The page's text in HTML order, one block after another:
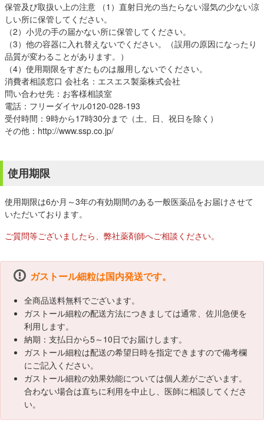
保管及び取扱い上の注意 （1）直射日光の当たらない湿気の少ない涼
しい所に保管してください。
（2）小児の手の届かない所に保管してください。
（3）他の容器に入れ替えないでください。（誤用の原因になったり
品質が変わることがあります。）
（4）使用期限をすぎたものは服用しないでください。
消費者相談窓口 会社名：エスエス製薬株式会社
問い合わせ先：お客様相談室
電話：フリーダイヤル0120-028-193
受付時間：9時から17時30分まで（土、日、祝日を除く）
その他：http://www.ssp.co.jp/
使用期限
使用期限は6か月～3年の有効期間のある一般医薬品をお届けさせて
いただいております。
ご質問等ございましたら、弊社薬剤師へご相談ください。
ガストール細粒は国内発送です。
全商品送料無料でございます。
ガストール細粒の配送方法につきましては通常、佐川急便を
利用します。
納期：支払日から5～10日でお届けします。
ガストール細粒は配送の希望日時を指定できますので備考欄
にご記入ください。
ガストール細粒の効果効能については個人差がございます。
合わない場合は直ちに利用を中止し、医師に相談してくださ
い。